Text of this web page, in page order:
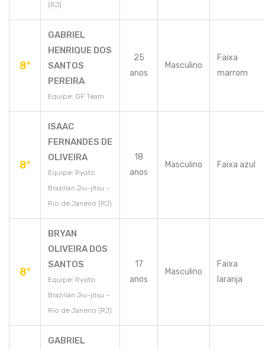
(RJ)
8º
GABRIEL
HENRIQUE DOS
SANTOS
PEREIRA
Equipe: GF Team
25
anos
Masculino
Faixa
marrom
8º
ISAAC
FERNANDES DE
OLIVEIRA
Equipe: Ryoto
Brazilian Jiu-jitsu -
Rio de Janeiro (RJ)
18
anos
Masculino Faixa azul
8º
BRYAN
OLIVEIRA DOS
SANTOS
Equipe: Ryoto
Brazilian Jiu-jitsu -
Rio de Janeiro (RJ)
17
anos
Masculino
Faixa
laranja
GABRIEL